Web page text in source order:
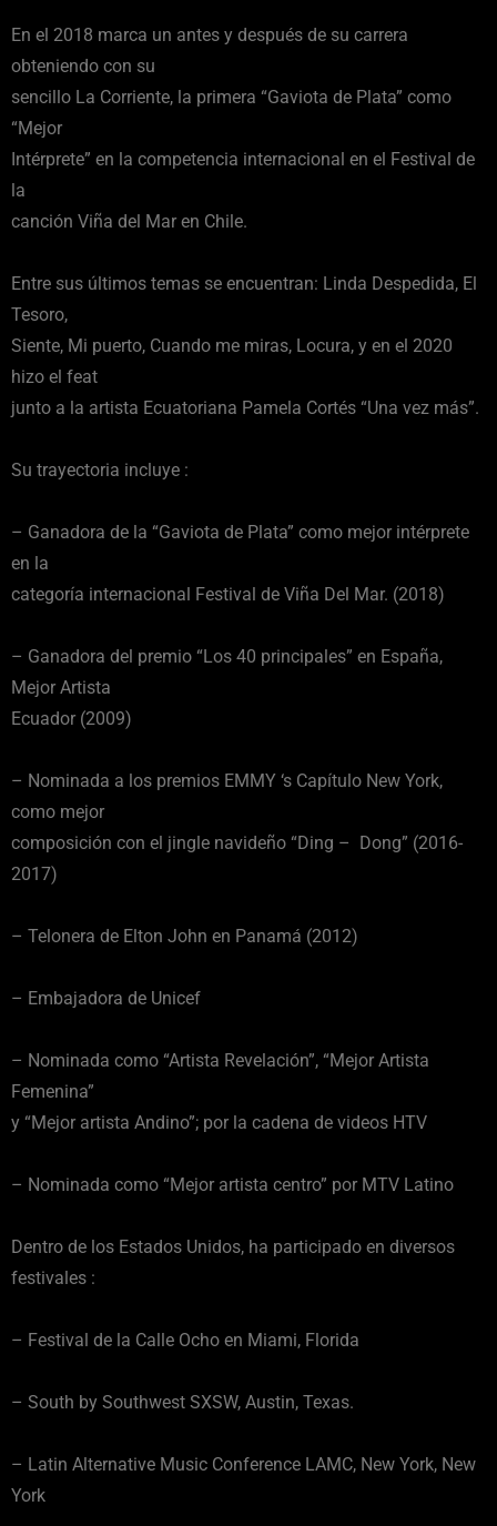
En el 2018 marca un antes y después de su carrera
obteniendo con su
sencillo La Corriente, la primera “Gaviota de Plata” como
“Mejor
Intérprete” en la competencia internacional en el Festival de
la
canción Viña del Mar en Chile.
Entre sus últimos temas se encuentran: Linda Despedida, El
Tesoro,
Siente, Mi puerto, Cuando me miras, Locura, y en el 2020
hizo el feat
junto a la artista Ecuatoriana Pamela Cortés “Una vez más”.
Su trayectoria incluye :
– Ganadora de la “Gaviota de Plata” como mejor intérprete
en la
categoría internacional Festival de Viña Del Mar. (2018)
– Ganadora del premio “Los 40 principales” en España,
Mejor Artista
Ecuador (2009)
– Nominada a los premios EMMY ‘s Capítulo New York,
como mejor
composición con el jingle navideño “Ding – Dong” (2016-
2017)
– Telonera de Elton John en Panamá (2012)
– Embajadora de Unicef
– Nominada como “Artista Revelación”, “Mejor Artista
Femenina”
y “Mejor artista Andino”; por la cadena de videos HTV
– Nominada como “Mejor artista centro” por MTV Latino
Dentro de los Estados Unidos, ha participado en diversos
festivales :
– Festival de la Calle Ocho en Miami, Florida
– South by Southwest SXSW, Austin, Texas.
– Latin Alternative Music Conference LAMC, New York, New
York